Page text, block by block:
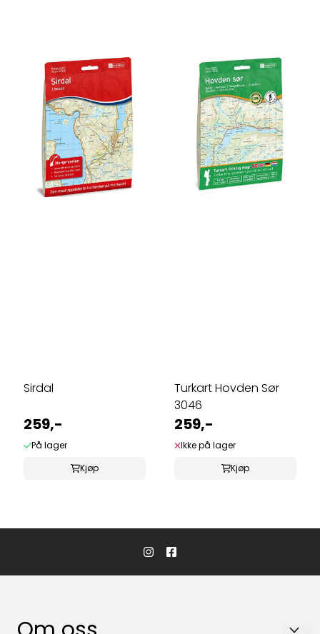
Sirdal
259,-
På lager
Kjøp
Turkart Hovden Sør
3046
259,-
Ikke på lager
Kjøp